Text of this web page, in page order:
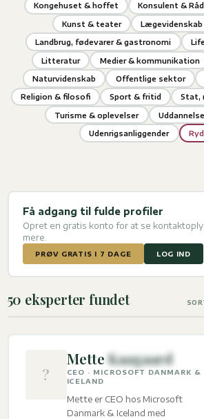
Kongehuset & hoffet Konsulent &
Kunst & teater Lægevidenskab
Landbrug, fødevarer & gastronomi
Litteratur Medier & kommunikation
Naturvidenskab Offentlige sektor
Religion & filosofi Sport & fritid Stat,
Turisme & oplevelser
Udenrigsanliggender
Få adgang til fulde profiler
Opret en gratis konto for at se
mere.
PRØV GRATIS I 7 DAGE LOG IND
50 eksperter fundet
?
MetteKaagaard
CEO · MICROSOFT DANMARK &
ICELAND
Mette er CEO hos Microsoft
Danmark & Iceland med